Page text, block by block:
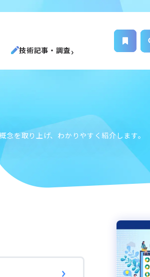
技術記事・調査
を取り上げ、わかりやすく紹介します。